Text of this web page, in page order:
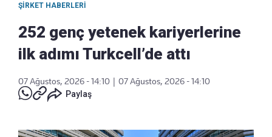
ŞIRKET HABERLERI
252 genç yetenek kariyerlerine
ilk adımı Turkcell’de attı
07 Ağustos, 2026 - 14:10
07 Ağustos, 2026 - 14:10
Paylaş